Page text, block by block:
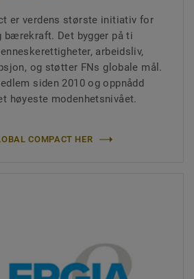
er verdens største initiativ for
bærekraft. Det bygger på ti
arbeidsliv,
og støtter FNs globale mål.
siden 2010 og oppnådd
høyeste modenhetsnivået.
COMPACT HER